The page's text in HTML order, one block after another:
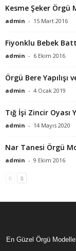
Kesme Şeker Örgü
admin - 15 Mart 2016
Fiyonklu Bebek
admin - 6 Ekim 2016
Örgü Bere Yapılışı
admin - 4 Ocak 2019
Tığ İşi Zincir Oyası
admin - 14 Mayıs 2020
Nar Tanesi Örgü
admin - 9 Ekim 2016
En Güzel Örgü